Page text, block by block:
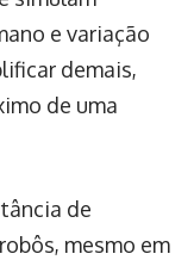
e variação
demais,
de uma
de
mesmo em